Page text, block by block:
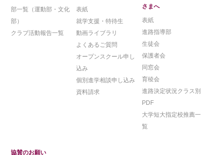
部一覧（運動部・文化
部）
クラブ活動報告一覧
表紙
就学支援・特待生
動画ライブラリ
よくあるご質問
オープンスクール申し
込み
個別進学相談申し込み
資料請求
さまへ
表紙
進路指導部
生徒会
保護者会
同窓会
育稜会
進路決定状況クラス別
PDF
大学短大指定校推薦一
覧
協賛のお願い